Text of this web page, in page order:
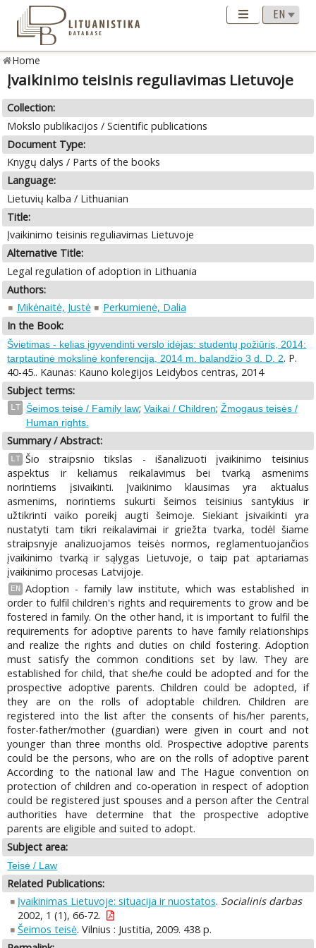
Home
Įvaikinimo teisinis reguliavimas Lietuvoje
Collection:
Mokslo publikacijos / Scientific publications
Document Type:
Knygų dalys / Parts of the books
Language:
Lietuvių kalba / Lithuanian
Title:
Įvaikinimo teisinis reguliavimas Lietuvoje
Alternative Title:
Legal regulation of adoption in Lithuania
Authors:
Mikėnaitė, Justė
Perkumienė, Dalia
In the Book:
Švietimas - kelias įgyvendinti verslo idėjas: studentų požiūris, 2014:
tarptautinė mokslinė konferencija, 2014 m. balandžio 3 d. D. 2. P.
40-45.. Kaunas: Kauno kolegijos Leidybos centras, 2014
Subject terms:
LT Šeimos teisė / Family law; Vaikai / Children; Žmogaus teisės /
Human rights.
Summary / Abstract:
LT Šio straipsnio tikslas - išanalizuoti įvaikinimo teisinius
aspektus ir keliamus reikalavimus bei tvarką asmenims
norintiems įsivaikinti. Įvaikinimo klausimas yra aktualus
asmenims, norintiems sukurti šeimos teisinius santykius ir
užtikrinti vaiko poreikį augti šeimoje. Siekiant įsivaikinti yra
nustatyti tam tikri reikalavimai ir griežta tvarka, todėl šiame
straipsnyje analizuojamos teisės normos, reglamentuojančios
įvaikinimo tvarką ir sąlygas Lietuvoje, o taip pat aptariamas
įvaikinimo procesas Latvijoje.
EN
Adoption - family law institute, which was established in
order to fulfil children's rights and requirements to grow and be
fostered in family. On the other hand, it is important to fulfil the
requirements for adoptive parents to have family relationships
and realize the rights and duties on child fostering. Adoption
must satisfy the common conditions set by law. They are
established for child, that she/he could be adopted and for the
prospective adoptive parents. Children could be adopted, if
they are on the rolls of adoptable children. Children are
registered into the list after the consents of his/her parents,
foster-father/mother (guardian) were given in court and not
younger than three months old. Prospective adoptive parents
could be the persons, who are on the rolls of adoptive parent
According to the national law and The Hague convention on
protection of children and co-operation in respect of adoption
could be registered just spouses and a person after the Central
authorities have determine that the prospective adoptive
parents are eligible and suited to adopt.
Subject area:
Teisė / Law
Related Publications:
Įvaikinimas Lietuvoje: situacija ir nuostatos. Socialinis darbas
2002, 1 (1), 66-72.
Šeimos teisė. Vilnius : Justitia, 2009. 438 p.